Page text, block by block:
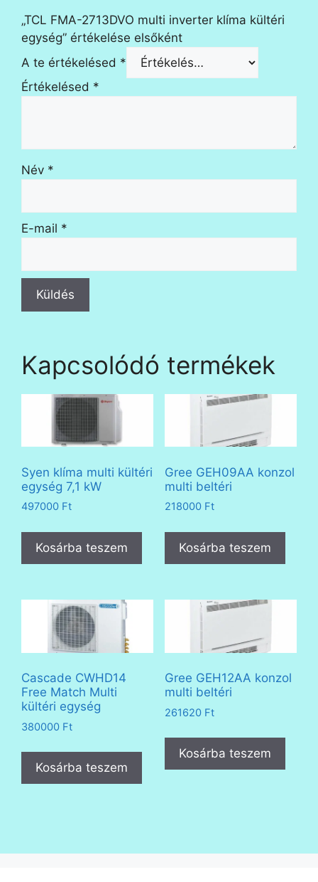
„TCL FMA-2713DVO multi inverter klíma kültéri
egység” értékelése elsőként
A te értékelésed *
Értékelésed *
Név *
E-mail *
Kapcsolódó termékek
Syen klíma multi kültéri
egység 7,1 kW
497000 Ft
Kosárba teszem
Gree GEH09AA konzol
multi beltéri
218000 Ft
Kosárba teszem
Cascade CWHD14
Free Match Multi
kültéri egység
380000 Ft
Kosárba teszem
Gree GEH12AA konzol
multi beltéri
261620 Ft
Kosárba teszem